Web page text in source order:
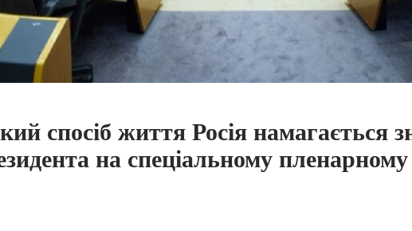
спосіб життя Росія намагається
на спеціальному